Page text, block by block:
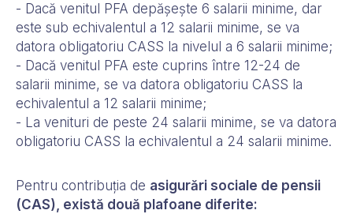
- Dacă venitul PFA depășește 6 salarii minime, dar
este sub echivalentul a 12 salarii minime, se va
datora obligatoriu CASS la nivelul a 6 salarii minime;
- Dacă venitul PFA este cuprins între 12-24 de
salarii minime, se va datora obligatoriu CASS la
echivalentul a 12 salarii minime;
- La venituri de peste 24 salarii minime, se va datora
obligatoriu CASS la echivalentul a 24 salarii minime.
Pentru contribuția de asigurări sociale de pensii
(CAS), există două plafoane diferite: